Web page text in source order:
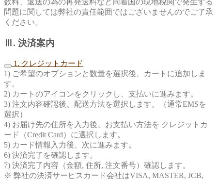
数料、返送の為の再発送料など同着国の現地税関で発生する
問題に関しては弊社の責任範囲ではございませんのでご了承
ください。
Ⅲ. 決済案内
1. クレジットカード
1) ご希望のオプションと数量を選択後、カートに追加しま
す。
2) カートのアイコンをクリックし、支払いに進みます。
3) 注文内容確認後、配送方法を選択します。（通常EMSを
選択）
4) お届け先の住所を入力後、お支払い方法を クレジットカ
ード（Credit Card）に選択します。
5) カード情報入力後、次に進みます。
6) 決済完了を確認します。
7) 決済完了内容（金額, 住所, 注文番号）確認します。
※ 弊社の決済サーヒスカード会社はVISA, MASTER, JCB,